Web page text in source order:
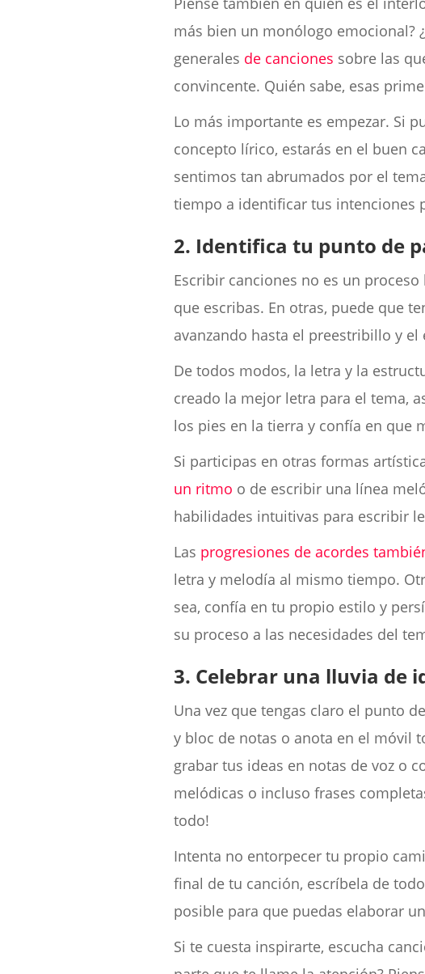
más bien un monólogo emocional?
generales de canciones sobre las
convincente. Quién sabe, esas
Lo más importante es empezar. Si
concepto lírico, estarás en el buen
sentimos tan abrumados por el
tiempo a identificar tus intenciones
2. Identifica tu punto de
Escribir canciones no es un
que escribas. En otras, puede que
avanzando hasta el preestribillo y
De todos modos, la letra y la
creado la mejor letra para el tema,
los pies en la tierra y confía en que
Si participas en otras formas
un ritmo o de escribir una línea
habilidades intuitivas para escribir
Las progresiones de acordes
letra y melodía al mismo tiempo.
sea, confía en tu propio estilo y
su proceso a las necesidades del
3. Celebrar una lluvia de
Una vez que tengas claro el punto
y bloc de notas o anota en el móvil
grabar tus ideas en notas de voz o
melódicas o incluso frases
todo!
Intenta no entorpecer tu propio
final de tu canción, escríbela de
posible para que puedas elaborar
Si te cuesta inspirarte, escucha